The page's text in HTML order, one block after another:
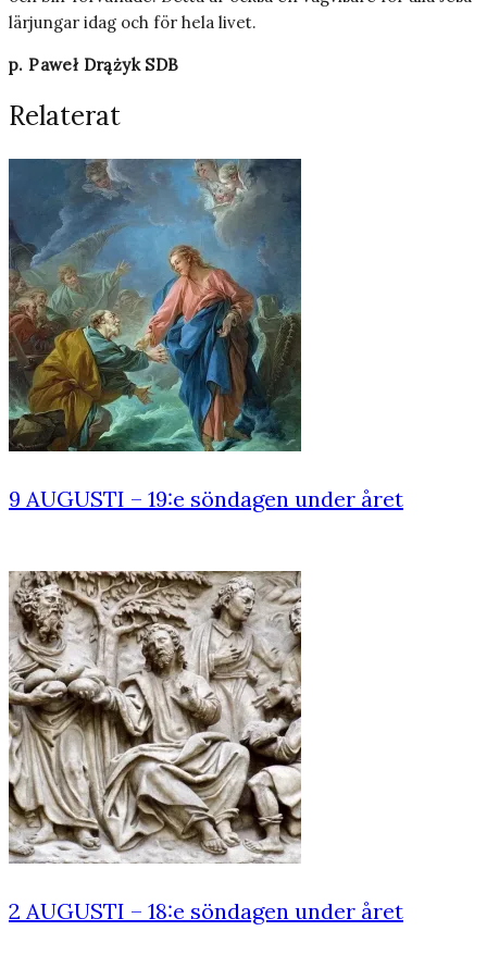
lärjungar idag och för hela livet.
p. Paweł Drążyk SDB
Relaterat
9 AUGUSTI – 19:e söndagen under året
2 AUGUSTI – 18:e söndagen under året